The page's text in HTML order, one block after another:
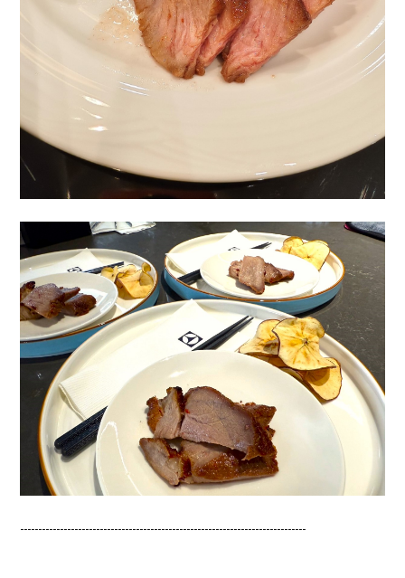
-------------------------------------------------------------------------------